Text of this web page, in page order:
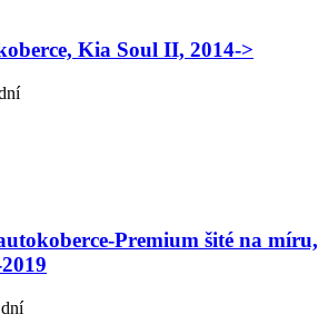
Kia Soul II, 2014->
Premium šité na míru,